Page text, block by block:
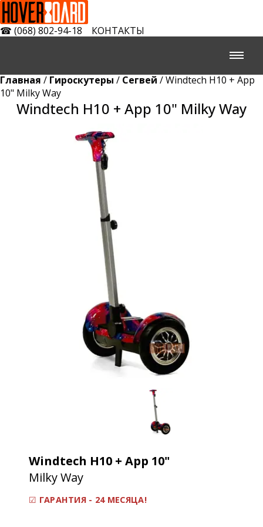
☎ (068) 802-94-18 КОНТАКТЫ
Главная / Гироскутеры / Сегвей / Windtech H10 + App
10" Milky Way
Windtech H10 + App 10" Milky Way
Windtech H10 + App 10"
Milky Way
☑ ГАРАНТИЯ - 24 МЕСЯЦА!